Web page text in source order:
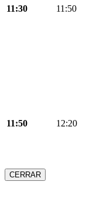
11:30 11:50
11:50 12:20
CERRAR